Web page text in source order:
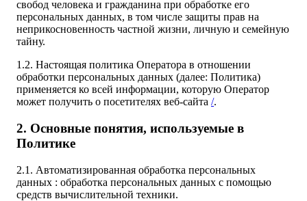
свобод человека и гражданина при обработке его
персональных данных, в том числе защиты прав на
неприкосновенность частной жизни, личную и семейную
тайну.
1.2. Настоящая политика Оператора в отношении
обработки персональных данных (далее: Политика)
применяется ко всей информации, которую Оператор
может получить о посетителях веб-сайта /.
2. Основные понятия, используемые в
Политике
2.1. Автоматизированная обработка персональных
данных : обработка персональных данных с помощью
средств вычислительной техники.